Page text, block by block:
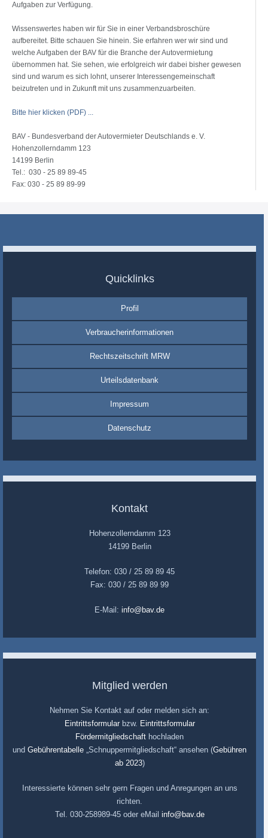
Aufgaben zur Verfügung.
Wissenswertes haben wir für Sie in einer Verbandsbroschüre
aufbereitet. Bitte schauen Sie hinein. Sie erfahren wer wir sind und
welche Aufgaben der BAV für die Branche der Autovermietung
übernommen hat. Sie sehen, wie erfolgreich wir dabei bisher gewesen
sind und warum es sich lohnt, unserer Interessengemeinschaft
beizutreten und in Zukunft mit uns zusammenzuarbeiten.
Bitte hier klicken (PDF) ...
BAV - Bundesverband der Autovermieter Deutschlands e. V.
Hohenzollerndamm 123
14199 Berlin
Tel.: 030 - 25 89 89-45
Fax: 030 - 25 89 89-99
Quicklinks
Profil
Verbraucherinformationen
Rechtszeitschrift MRW
Urteilsdatenbank
Impressum
Datenschutz
Kontakt
Hohenzollerndamm 123
14199 Berlin
Telefon: 030 / 25 89 89 45
Fax: 030 / 25 89 89 99
E-Mail: info@bav.de
Mitglied werden
Nehmen Sie Kontakt auf oder melden sich an:
Eintrittsformularbzw. Eintrittsformular
Fördermitgliedschaft hochladen
und Gebührentabelle „Schnuppermitgliedschaft“ ansehen (Gebühren
ab 2023)
Interessierte können sehr gern Fragen und Anregungen an uns
richten.
Tel. 030-258989-45 oder eMail info@bav.de